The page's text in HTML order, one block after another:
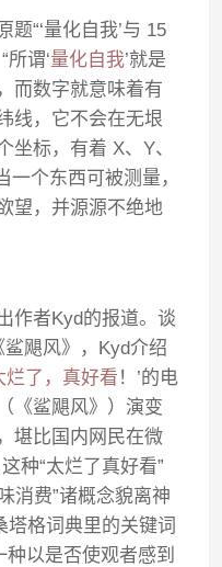
“‘量化自我’与 15
所谓‘量化自我’就是
而数字就意味着有
线，它不会在无垠
坐标，有着 X、Y、
个东西可被测量，
望，并源源不绝地
作者Kyd的报道。谈
飓风》，Kyd介绍
烂了，真好看 ！’的电
《鲨飓风》）演变
堪比国内网民在微
种“太烂了真好看”
消费”诸概念貌离神
塔格词典里的关键词
以是否使观者感到